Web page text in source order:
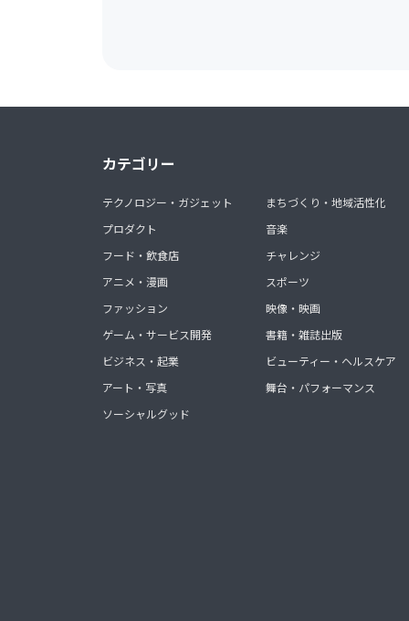
カテゴリー
テクノロジー・ガジェット
プロダクト
フード・飲食店
アニメ・漫画
ファッション
ゲーム・サービス開発
ビジネス・起業
アート・写真
ソーシャルグッド
まちづくり・地域活性化
音楽
チャレンジ
スポーツ
映像・映画
書籍・雑誌出版
ビューティー・ヘルスケア
舞台・パフォーマンス